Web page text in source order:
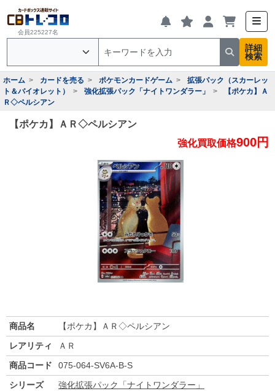
会員225227名
詳細
検索
ホーム カードを売る ポケモンカードゲーム
拡張パック（スカーレッ
ト＆バイオレット）
強化拡張パック「ナイトワンダラー」
【ポケカ】Ａ
Ｒ◇ペルシアン
【ポケカ】ＡＲ◇ペルシアン
強化買取価格900円
商品名
【ポケカ】ＡＲ◇ペルシアン
レアリティ
ＡＲ
商品コード
075-064-SV6A-B-S
シリーズ
強化拡張パック「ナイトワンダラー」